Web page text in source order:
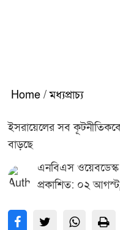
Home / মধ্যপ্রাচ্য
ইসরায়েলের সব
বাড়ছে
এনবিএস ওয়েবডেস্ক
প্রকাশিত: ০২